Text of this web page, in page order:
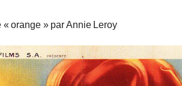
« orange » par Annie Leroy